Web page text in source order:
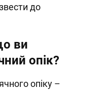
до
ви
опік?
опіку –